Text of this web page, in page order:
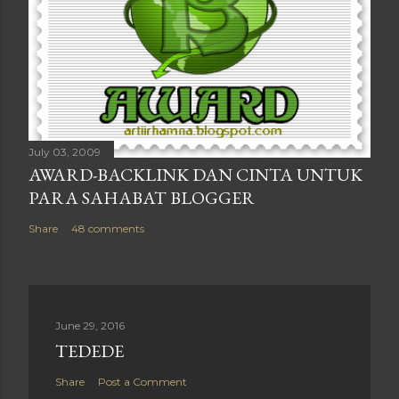
July 03, 2009
AWARD-BACKLINK DAN CINTA UNTUK
PARA SAHABAT BLOGGER
Share 48 comments
June 29, 2016
TEDEDE
Share Post a Comment